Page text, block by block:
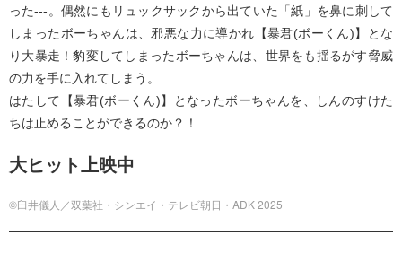
った‐‐‐。偶然にもリュックサックから出ていた「紙」を鼻に刺して
しまったボーちゃんは、邪悪な力に導かれ【暴君(ボーくん)】とな
り大暴走！豹変してしまったボーちゃんは、世界をも揺るがす脅威
の力を手に入れてしまう。
はたして【暴君(ボーくん)】となったボーちゃんを、しんのすけた
ちは止めることができるのか？！
大ヒット上映中
©臼井儀人／双葉社・シンエイ・テレビ朝日・ADK 2025